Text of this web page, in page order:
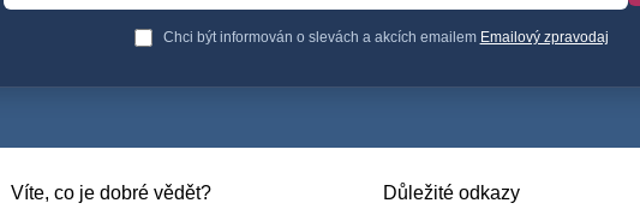
Chci být informován o slevách a akcích emailem Emailový zpravodaj
Víte, co je dobré vědět? Důležité odkazy